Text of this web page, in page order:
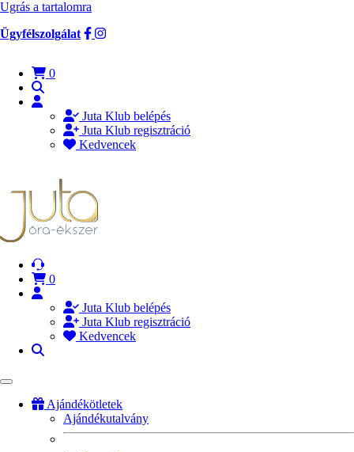
Ugrás a tartalomra
Ügyfélszolgálat
0
Juta Klub belépés
Juta Klub regisztráció
Kedvencek
0
Juta Klub belépés
Juta Klub regisztráció
Kedvencek
Ajándékötletek
Ajándékutalvány